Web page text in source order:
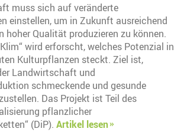
muss sich auf veränderte
einstellen, um in Zukunft ausreichend
hoher Qualität produzieren zu können.
wird erforscht, welches Potenzial in
Kulturpflanzen steckt. Ziel ist,
Landwirtschaft und
schmeckende und gesunde
Das Projekt ist Teil des
pflanzlicher
(DiP). Artikel lesen